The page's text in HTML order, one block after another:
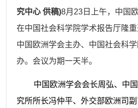
究中心 供稿)8月23日上午，中国
在中国社会科学院学术报告厅隆
中国欧洲学会主办、中国社会科
办。会议为期一天半。
中国欧洲学会会长周弘、中
究所所长冯仲平、外交部欧洲司